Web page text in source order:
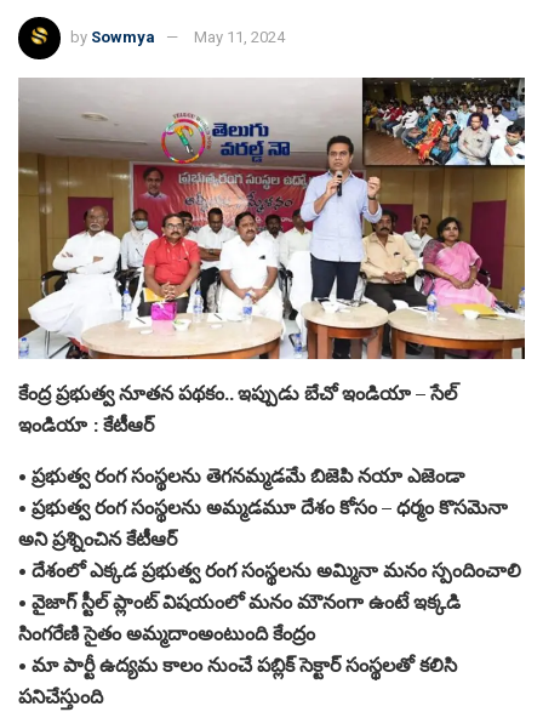
by Sowmya May 11, 2024
కేంద్ర ప్రభుత్వ నూతన పథకం.. ఇప్పుడు బేచో ఇండియా – సేల్
ఇండియా : కేటీఆర్
• ప్రభుత్వ రంగ సంస్థలను తెగనమ్మడమే బిజెపి నయా ఎజెండా
• ప్రభుత్వ రంగ సంస్థలను అమ్మడమూ దేశం కోసం – ధర్మం కొసమెనా
అని ప్రశ్నించిన కేటీఆర్
• దేశంలో ఎక్కడ ప్రభుత్వ రంగ సంస్థలను అమ్మినా మనం స్పందించాలి
• వైజాగ్ స్టీల్ ప్లాంట్ విషయంలో మనం మౌనంగా ఉంటే ఇక్కడి
సింగరేణి సైతం అమ్మదాంఅంటుంది కేంద్రం
• మా పార్టీ ఉద్యమ కాలం నుంచే పబ్లిక్ సెక్టార్ సంస్థలతో కలిసి
పనిచేస్తుంది